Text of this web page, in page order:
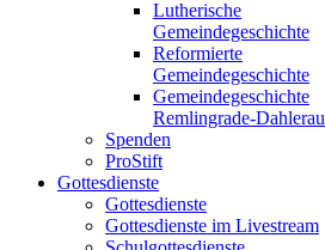
Lutherische
Gemeindegeschichte
Reformierte
Gemeindegeschichte
Gemeindegeschichte
Remlingrade-Dahlerau
Spenden
ProStift
Gottesdienste
Gottesdienste
Gottesdienste im Livestream